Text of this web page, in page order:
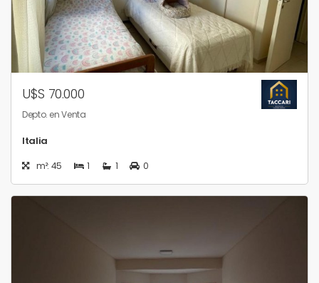
U$S 70.000
Depto. en Venta
Italia
m²: 45 1 1 0